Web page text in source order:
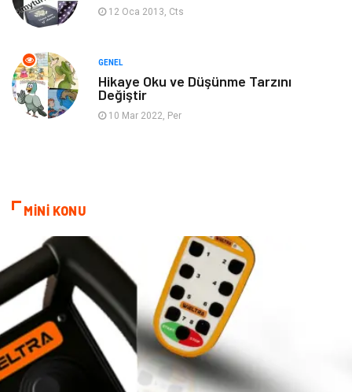
Restaurant
Tarih
12 Oca 2013, Cts
GENEL
Hikaye Oku ve Düşünme Tarzını
Değiştir
10 Mar 2022, Per
MİNİ KONU